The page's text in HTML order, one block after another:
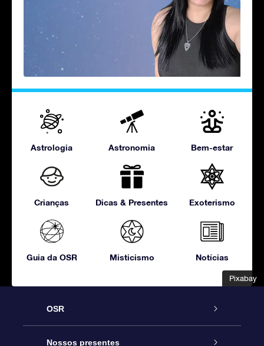
Pixabay
Pixabay
Astrologia Astronomia Bem-estar
Crianças Dicas & Presentes Exoterismo
Guia da OSR Misticismo Notícias
OSR
Serviço
Nossos presentes